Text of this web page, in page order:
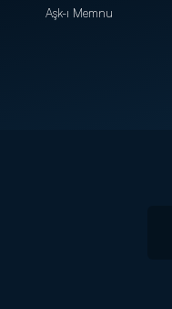
Aşk-ı Memnu